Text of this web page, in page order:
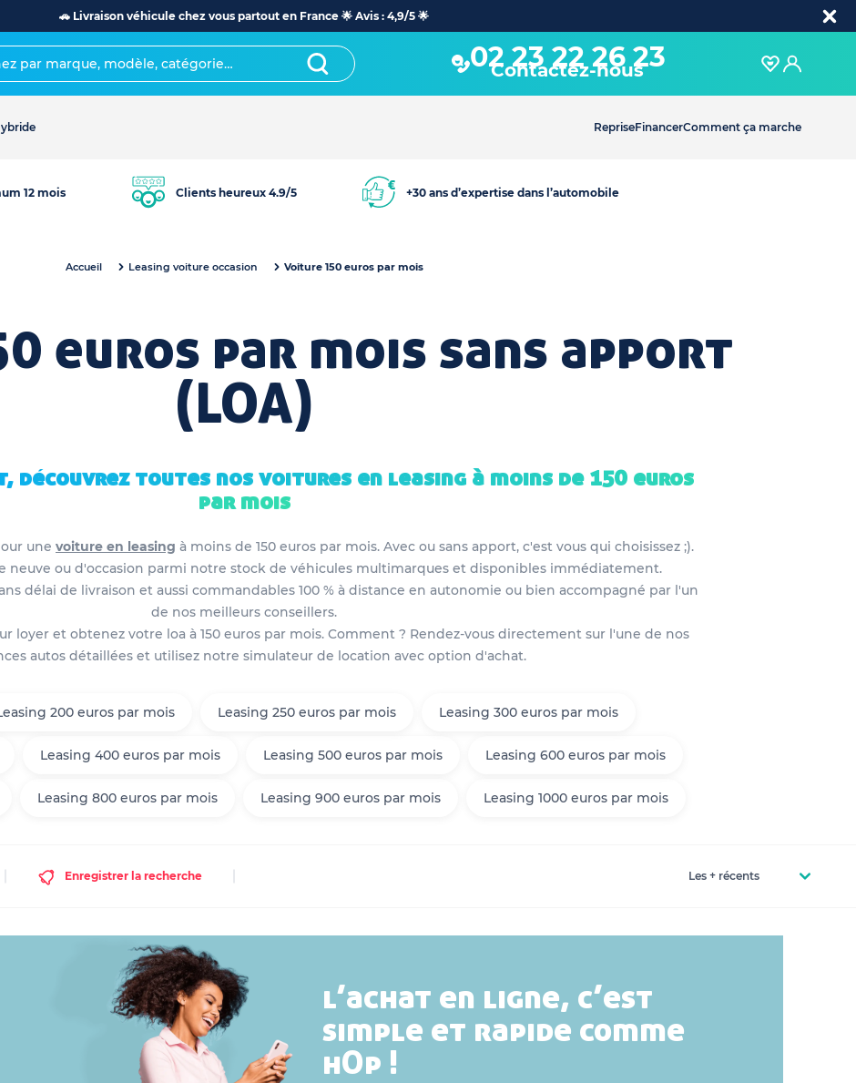
🚗 Livraison véhicule chez vous partout en France 🌟 Avis : 4,9/5 🌟
02 23 22 26 23
Contactez-nous
RepriseFinancerComment ça marche
12 mois Clients heureux 4.9/5 +30 ans d’expertise dans l’automobile
Accueil Leasing voiture occasion Voiture 150 euros par mois
euros par mois sans apport
(LOA)
découvrez toutes nos voitures en leasing à moins de 150 euros
par mois
une voiture en leasing à moins de 150 euros par mois. Avec ou sans apport, c'est vous qui choisissez ;).
neuve ou d'occasion parmi notre stock de véhicules multimarques et disponibles immédiatement.
délai de livraison et aussi commandables 100 % à distance en autonomie ou bien accompagné par l'un
de nos meilleurs conseillers.
loyer et obtenez votre loa à 150 euros par mois. Comment ? Rendez-vous directement sur l'une de nos
autos détaillées et utilisez notre simulateur de location avec option d'achat.
200 euros par mois Leasing 250 euros par mois Leasing 300 euros par mois
Leasing 400 euros par mois Leasing 500 euros par mois Leasing 600 euros par mois
Leasing 800 euros par mois Leasing 900 euros par mois Leasing 1000 euros par mois
Enregistrer la recherche
l’achat en ligne, c’est
simple et rapide comme
hOp !